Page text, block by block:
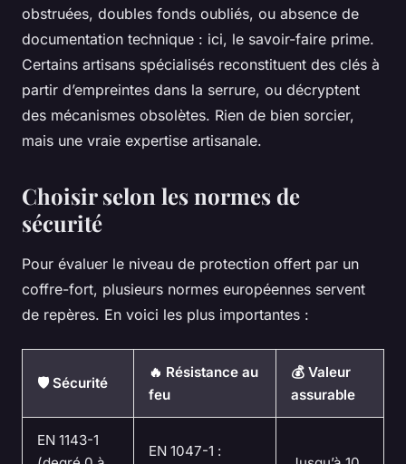
obstruées, doubles fonds oubliés, ou absence de
documentation technique : ici, le savoir-faire prime.
Certains artisans spécialisés reconstituent des clés à
partir d’empreintes dans la serrure, ou décryptent
des mécanismes obsolètes. Rien de bien sorcier,
mais une vraie expertise artisanale.
Choisir selon les normes de
sécurité
Pour évaluer le niveau de protection offert par un
coffre-fort, plusieurs normes européennes servent
de repères. En voici les plus importantes :
🛡️ Sécurité
🔥 Résistance au
feu
💰 Valeur
assurable
EN 1143-1
EN 1047-1 :